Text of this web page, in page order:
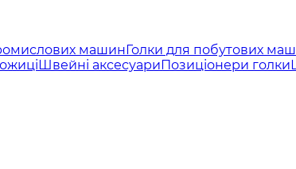
машинГолки для побутових
Швейні аксесуариПозиціонери голки